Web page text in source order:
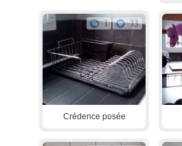
1 13
Crédence posée